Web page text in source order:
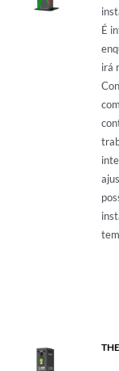
É
irá